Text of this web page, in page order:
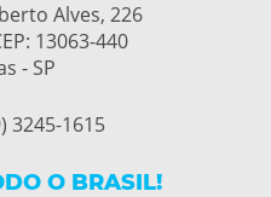
Alves, 226
13063-440
- SP
3245-1615
O BRASIL!